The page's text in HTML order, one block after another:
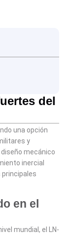
del
una opción
y
mecánico
inercial
en el
mundial, el LN-